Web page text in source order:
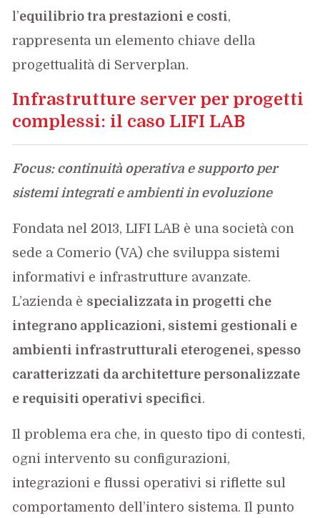
l’equilibrio tra prestazioni e costi,
rappresenta un elemento chiave della
progettualità di Serverplan.
Infrastrutture server per progetti
complessi: il caso LIFI LAB
Focus: continuità operativa e supporto per
sistemi integrati e ambienti in evoluzione
Fondata nel 2013, LIFI LAB è una società con
sede a Comerio (VA) che sviluppa sistemi
informativi e infrastrutture avanzate.
L’azienda è specializzata in progetti che
integrano applicazioni, sistemi gestionali e
ambienti infrastrutturali eterogenei, spesso
caratterizzati da architetture personalizzate
e requisiti operativi specifici.
Il problema era che, in questo tipo di contesti,
ogni intervento su configurazioni,
integrazioni e flussi operativi si riflette sul
comportamento dell’intero sistema. Il punto